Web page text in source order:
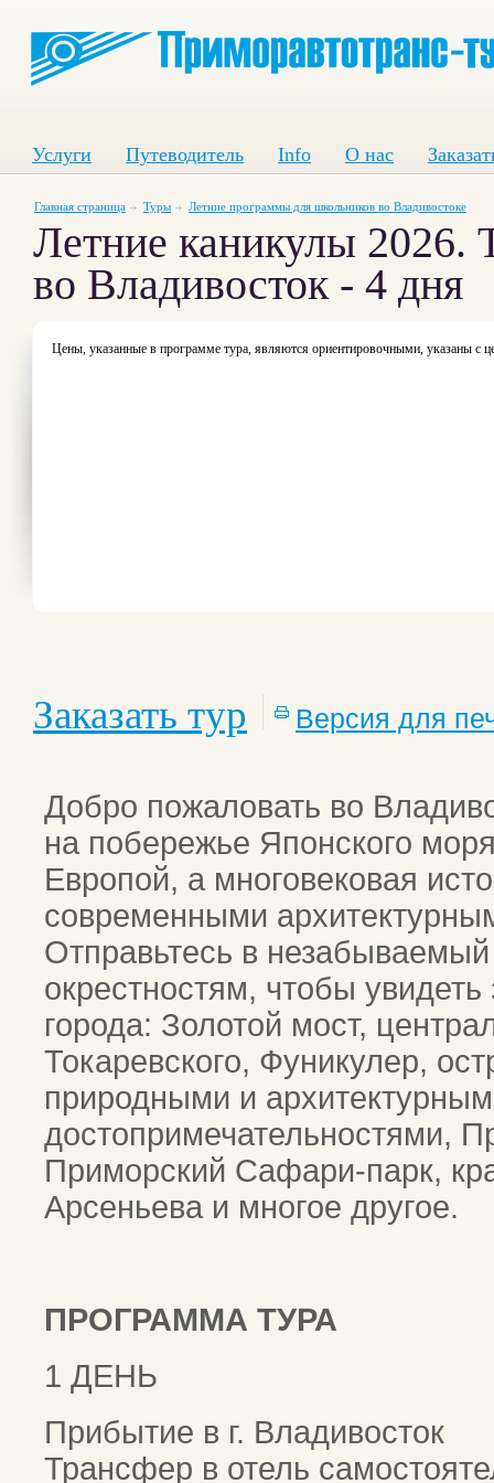
Услуги Путеводитель Info О нас
Главная страница Туры Летние программы для школьников во Владивостоке
Летние каникулы 2026.
во Владивосток - 4 дня
Цены, указанные в программе тура, являются ориентировочными, указаны с
Заказать тур Версия для
Добро пожаловать во
на побережье Японского
Европой, а многовековая
современными
Отправьтесь в
окрестностям, чтобы
города: Золотой мост,
Токаревского, Фуникулер,
природными и
достопримечательностями,
Приморский Сафари-парк,
Арсеньева и многое другое.
ПРОГРАММА ТУРА
1 ДЕНЬ
Прибытие в г. Владивосток
Трансфер в отель